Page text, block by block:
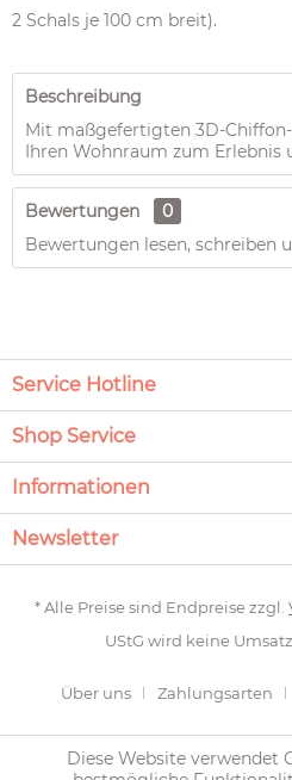
2 Schals je 100 cm breit).
Beschreibung
Mit maßgefertigten 3D-
Ihren Wohnraum zum Erlebnis
Bewertungen
0
Bewertungen lesen, schreiben
Service Hotline
Shop Service
Informationen
Newsletter
* Alle Preise sind Endpreise zzgl.
UStG wird keine
Über uns Zahlungsarten
Newsletter Rückgabe
Diese Website verwendet